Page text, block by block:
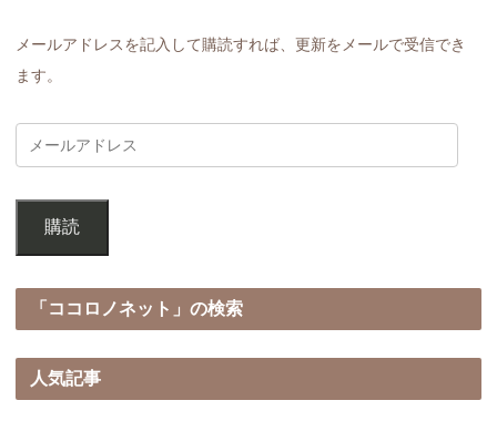
メールアドレスを記入して購読すれば、更新をメールで受信でき
ます。
購読
「ココロノネット」の検索
人気記事